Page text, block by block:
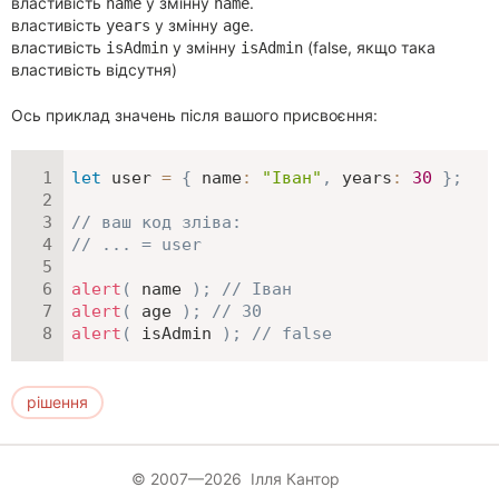
властивість years у змінну age.
властивість isAdmin у змінну isAdmin (false, якщо така
властивість відсутня)
Ось приклад значень після вашого присвоєння:
let user = { name: "Іван" , years : 30 } ;
// ваш код зліва:
// ... = user
alert ( name ) ;
// Іван
alert ( age ) ;
// 30
alert ( isAdmin ) ; // false
рішення
© 2007—2026 Ілля Кантор